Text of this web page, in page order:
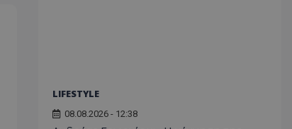
LIFESTYLE
08.08.2026 - 12:38